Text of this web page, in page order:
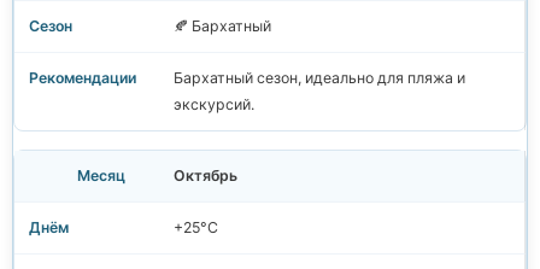
🍂 Бархатный
Бархатный сезон, идеально для пляжа и
экскурсий.
Октябрь
+25°C